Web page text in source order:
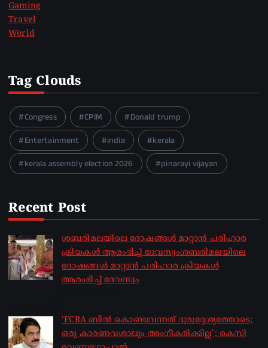
Gaming
Travel
World
Tag Clouds
Congress CPIM
Donald trump
Entertainment
india
kerala
kerala assembly election 2026
pinarayi vijayan
Recent Post
ശബരിമലയിലെ ദോഷങ്ങൾ മാറ്റാൻ പരിഹാര
ക്രിയകൾ ആരംഭിച്ച് ദേവസ്വംശബരിമലയിലെ
ദോഷങ്ങൾ മാറ്റാൻ പരിഹാര ക്രിയകൾ
ആരംഭിച്ച് ദേവസ്വം
‘FCRA ബിൽ കൊണ്ടുവന്നത് ദുരുദ്ദേശ്യത്തോടെ;
ഒരു കാരണവശാലും അം​ഗീകരിക്കില്ല’; കെസി